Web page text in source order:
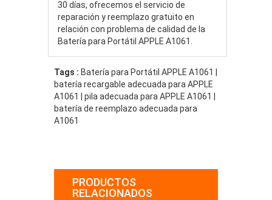
30 días, ofrecemos el servicio de
reparación y reemplazo gratuito en
relación con problema de calidad de la
Batería para Portátil APPLE A1061.
Tags : Batería para Portátil APPLE A1061 |
batería recargable adecuada para APPLE
A1061 | pila adecuada para APPLE A1061 |
batería de reemplazo adecuada para
A1061
PRODUCTOS
RELACIONADOS